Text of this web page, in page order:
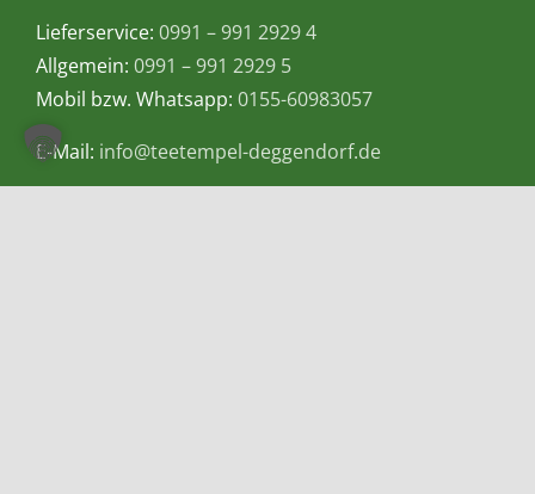
Lieferservice: 0991 – 991 2929 4
Allgemein: 0991 – 991 2929 5
Mobil bzw. Whatsapp: 0155-60983057
E-Mail: info@teetempel-deggendorf.de